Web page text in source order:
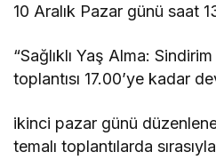
10 Aralık Pazar günü saat
“Sağlıklı Yaş Alma: Sindirim
toplantısı 17.00’ye kadar
ikinci pazar günü
temalı toplantılarda